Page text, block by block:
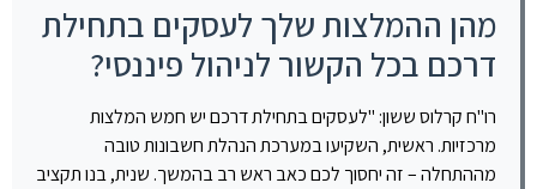
מהן ההמלצות שלך לעסקים בתחילת
דרכם בכל הקשור לניהול פיננסי?
רו"ח קרלוס ששון: "לעסקים בתחילת דרכם יש חמש המלצות
מרכזיות. ראשית, השקיעו במערכת הנהלת חשבונות טובה
מההתחלה – זה יחסוך לכם כאב ראש רב בהמשך. שנית, בנו תקציב